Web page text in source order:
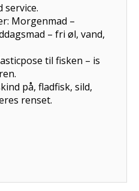
service.
Morgenmad –
– fri øl, vand,
til fisken – is
på, fladfisk, sild,
renset.